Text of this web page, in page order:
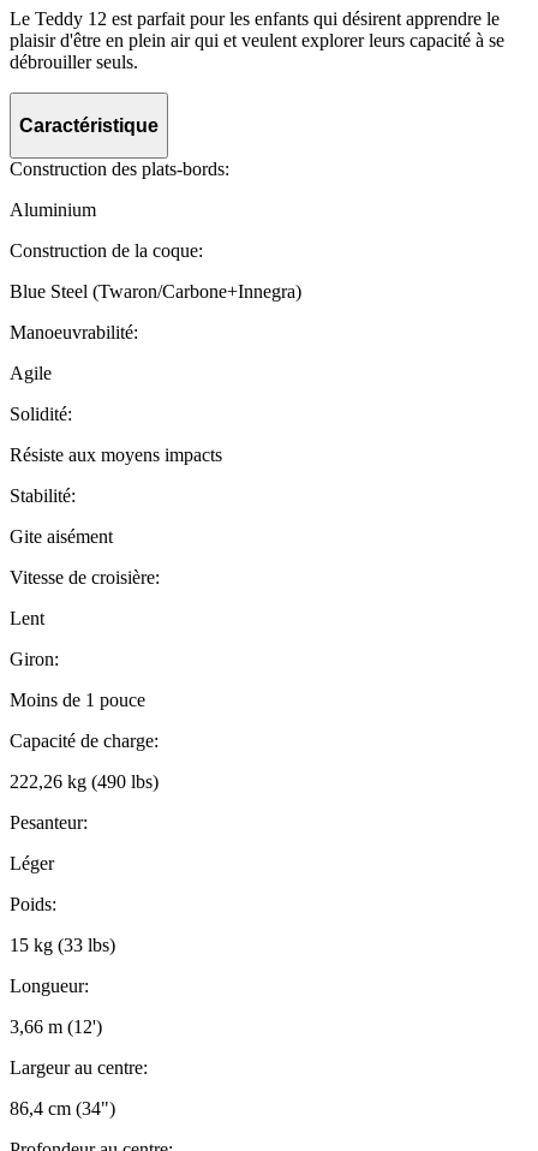
Le Teddy 12 est parfait pour les enfants qui désirent apprendre le
plaisir d'être en plein air qui et veulent explorer leurs capacité à se
débrouiller seuls.
Caractéristique
Construction des plats-bords:
Aluminium
Construction de la coque:
Blue Steel (Twaron/Carbone+Innegra)
Manoeuvrabilité:
Agile
Solidité:
Résiste aux moyens impacts
Stabilité:
Gite aisément
Vitesse de croisière:
Lent
Giron:
Moins de 1 pouce
Capacité de charge:
222,26 kg (490 lbs)
Pesanteur:
Léger
Poids:
15 kg (33 lbs)
Longueur:
3,66 m (12')
Largeur au centre:
86,4 cm (34")